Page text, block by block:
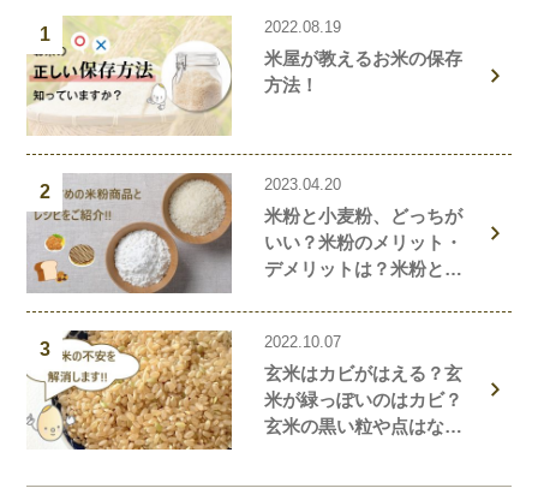
1 2022.08.19
米屋が教えるお米の保存
方法！
2 2023.04.20
米粉と小麦粉、どっちが
いい？米粉のメリット・
デメリットは？米粉と小
や米粉の簡単レシピもご
紹介！
3 2022.10.07
玄米はカビがはえる？玄
米が緑っぽいのはカビ？
玄米の黒い粒や点はな